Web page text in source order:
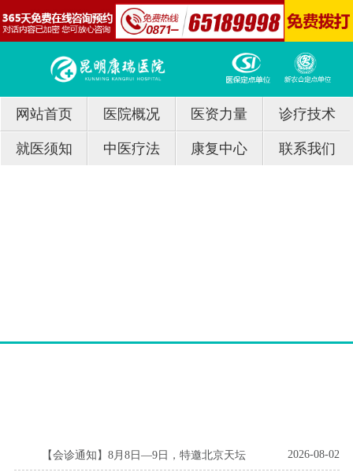
网站首页 医院概况 医资力量 诊疗技术
就医须知 中医疗法 康复中心 联系我们
【会诊通知】8月8日—9日，特邀北京天坛 2026-08-02